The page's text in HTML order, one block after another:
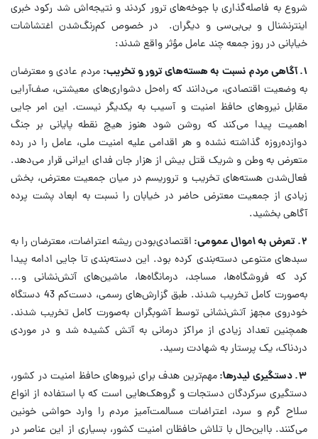
شروع به فاصله‌گذاری با جوخه‌های ترور کردند و نتیجه‌اش شد رکود خبری
اینترنشنال و بی‌بی‌سی و دیگران. در خصوص کم‌رنگ‌شدن اغتشاشات
خیابانی در روز جمعه چند عامل مؤثر واقع شدند:
۱. آگاهی مردم نسبت به هسته‌های ترور و تخریب:
مردم عادی و معترضان
به وضعیت اقتصادی، می‌دانند که راه‌حل دشواری‌های معیشتی، صف‌آرایی
مقابل نیرو‌های حافظ امنیت و آسیب به یکدیگر نیست. این امر جایی
اهمیت پیدا می‌کند که روشن شود هنوز هیچ نقطه پایانی بر جنگ
دوازده‌روزه گذاشته نشده و هر اقدامی علیه امنیت ملی، عامل را در رده
متعرض به وطن و شریک قتل بیش از هزار جان فدای ایرانی قرار می‌دهد.
فعال‌شدن هسته‌های تخریب و تروریسم در میان جمعیت معترض، بخش
زیادی از جمعیت معترض حاضر در خیابان را نسبت به ابعاد پشت پرده
آگاهی بخشید.
۲. تعرض به اموال عمومی:
اقتصادی‌بودن ریشه اعتراضات، معترضان را به
سبد‌های متنوعی دسته‌بندی کرده بود. این دسته‌بندی تا جایی ادامه پیدا
کرد که فروشگاه‌ها، مساجد، درمانگاه‌ها، ماشین‌های آتش‌نشانی و...
به‌صورت کامل تخریب شدند. طبق گزارش‌های رسمی، دست‌کم 43 دستگاه
خودروی مجهز آتش‌نشانی توسط آشوبگران به‌صورت کامل تخریب شدند.
همچنین تعداد زیادی از مراکز درمانی به آتش کشیده شد و در موردی
دردناک، یک پرستار به شهادت رسید.
۳. دستگیری لیدر‌ها:
مهم‌ترین هدف برای نیرو‌های حافظ امنیت در کشور،
دستگیری سرکردگان دستجات و گروهک‌هایی است که با استفاده از انواع
سلاح گرم و سرد، اعتراضات مسالمت‌آمیز مردم را وارد حواشی خونین
می‌کنند. بااین‌حال با تلاش حافظان امنیت کشور، بسیاری از این عناصر در